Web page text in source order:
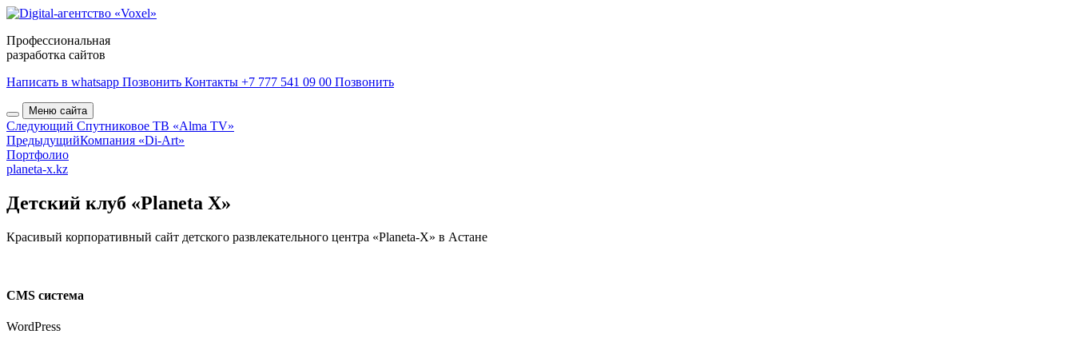
Профессиональная
разработка сайтов
Написать в whatsapp Позвонить Контакты +7 777 541 09 00 Позвонить
Меню сайта
Следующий Спутниковое ТВ «Alma TV»
ПредыдущийКомпания «Di-Art»
Портфолио
planeta-x.kz
Детский клуб «Planeta X»
Красивый корпоративный сайт детского развлекательного центра «Planeta-X» в Астане
CMS система
WordPress